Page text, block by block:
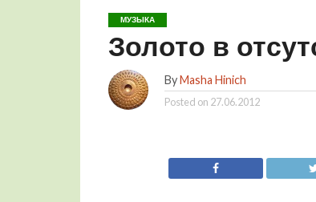
МУЗЫКА
Золото в
ByMasha Hinich
Posted on 27.06.2012